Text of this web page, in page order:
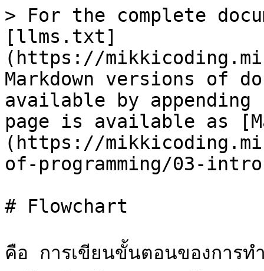
> For the complete
[llms.txt]
(https://
Markdown versions of
available by
page is available as
(https://
of-programming/03-
# Flowchart
คือ การเขียนขั้นตอนของการท